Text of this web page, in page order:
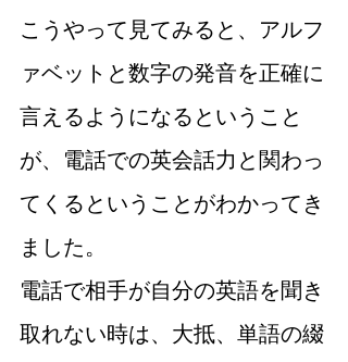
こうやって見てみると、アルフ
ァベットと数字の発音を正確に
言えるようになるということ
が、電話での英会話力と関わっ
てくるということがわかってき
ました。
電話で相手が自分の英語を聞き
取れない時は、大抵、単語の綴